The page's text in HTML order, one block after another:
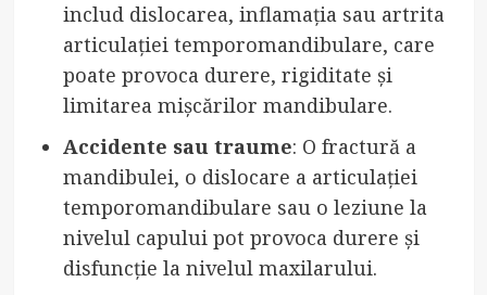
includ dislocarea, inflamația sau artrita
articulației temporomandibulare, care
poate provoca durere, rigiditate și
limitarea mișcărilor mandibulare.
Accidente sau traume: O fractură a
mandibulei, o dislocare a articulației
temporomandibulare sau o leziune la
nivelul capului pot provoca durere și
disfuncție la nivelul maxilarului.